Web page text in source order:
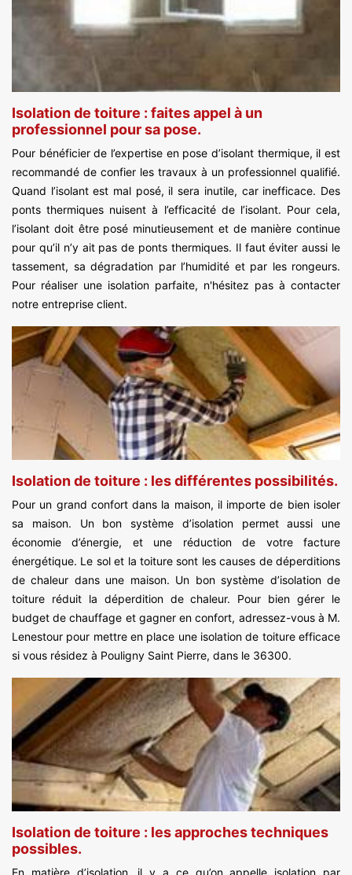
Isolation de toiture : faites appel à un
professionnel pour sa pose.
Pour bénéficier de l’expertise en pose d’isolant thermique, il est
recommandé de confier les travaux à un professionnel qualifié.
Quand l’isolant est mal posé, il sera inutile, car inefficace. Des
ponts thermiques nuisent à l’efficacité de l’isolant. Pour cela,
l’isolant doit être posé minutieusement et de manière continue
pour qu’il n’y ait pas de ponts thermiques. Il faut éviter aussi le
tassement, sa dégradation par l’humidité et par les rongeurs.
Pour réaliser une isolation parfaite, n'hésitez pas à contacter
notre entreprise client.
Isolation de toiture : les différentes possibilités.
Pour un grand confort dans la maison, il importe de bien isoler
sa maison. Un bon système d’isolation permet aussi une
économie d’énergie, et une réduction de votre facture
énergétique. Le sol et la toiture sont les causes de déperditions
de chaleur dans une maison. Un bon système d’isolation de
toiture réduit la déperdition de chaleur. Pour bien gérer le
budget de chauffage et gagner en confort, adressez-vous à M.
Lenestour pour mettre en place une isolation de toiture efficace
si vous résidez à Pouligny Saint Pierre, dans le 36300.
Isolation de toiture : les approches techniques
possibles.